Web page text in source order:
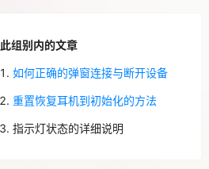
此组别内的文章
如何正确的弹窗连接与断开设备
重置恢复耳机到初始化的方法
指示灯状态的详细说明